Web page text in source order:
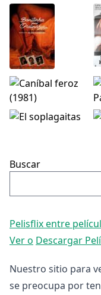
Buscar
Pelisflix entre
Ver o Descargar
Nuestro sitio para
se preocupa por